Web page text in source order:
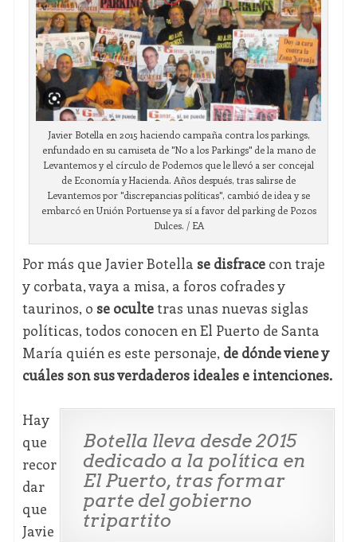
Javier Botella en 2015 haciendo campaña contra los parkings,
enfundado en su camiseta de "No a los Parkings" de la mano de
Levantemos y el círculo de Podemos que le llevó a ser concejal
de Economía y Hacienda. Años después, tras salirse de
Levantemos por "discrepancias políticas", cambió de idea y se
embarcó en Unión Portuense ya sí a favor del parking de Pozos
Dulces. / EA
Por más que Javier Botella se disfracecon traje
y corbata, vaya a misa, a foros cofrades y
taurinos, o se ocultetras unas nuevas siglas
políticas, todos conocen en El Puerto de Santa
María quién es este personaje, de dónde viene y
cuáles son sus verdaderos ideales e intenciones.
Botella lleva desde 2015
dedicado a la política en
El Puerto, tras formar
parte del gobierno
tripartito
Hay
que
recor
dar
que
Javie